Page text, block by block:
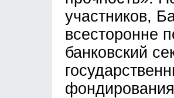
участников,
всесторонне
банковский